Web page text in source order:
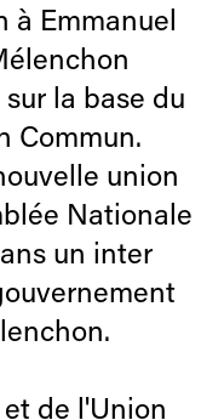
à Emmanuel
la base du
Commun.
union
Nationale
un inter
de l'Union